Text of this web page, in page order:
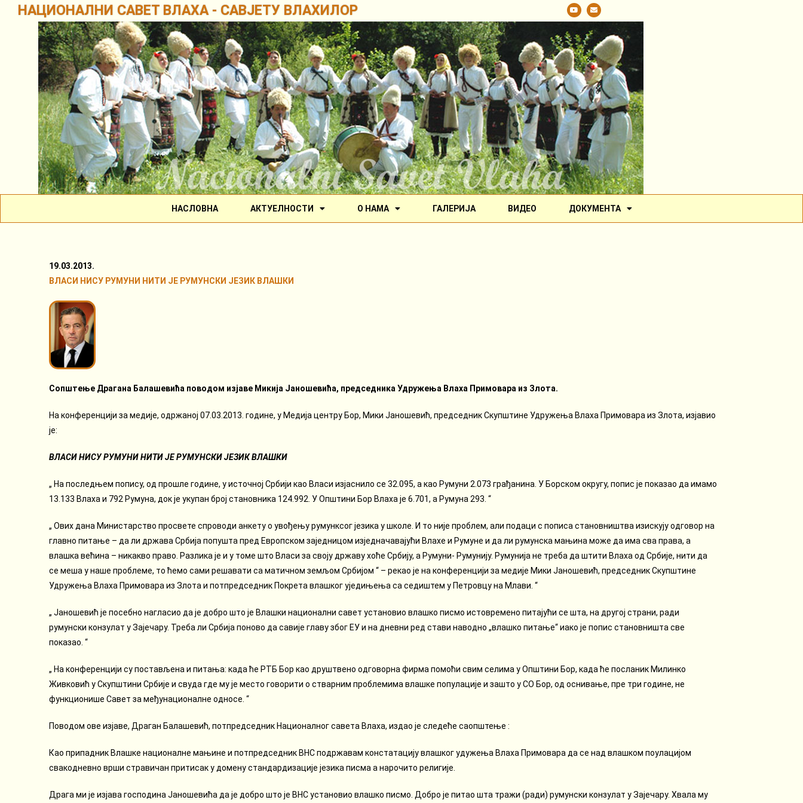
НАЦИОНАЛНИ САВЕТ ВЛАХА - САВЈЕТУ ВЛАХИЛОР
НАСЛОВНА АКТУЕЛНОСТИ О НАМА ГАЛЕРИЈА ВИДЕО ДОКУМЕНТА
19.03.2013.
ВЛАСИ НИСУ РУМУНИ НИТИ ЈЕ РУМУНСКИ ЈЕЗИК ВЛАШКИ
Сопштење Драгана Балашевића поводом изјаве Микија Јаношевића, председника Удружења Влаха Примовара из Злота.
На конференцији за медије, одржаној 07.03.2013. године, у Медија центру Бор, Мики Јаношевић, председник Скупштине Удружења Влаха Примовара из Злота, изјавио
је:
ВЛАСИ НИСУ РУМУНИ НИТИ ЈЕ РУМУНСКИ ЈЕЗИК ВЛАШКИ
„ На последњем попису, од прошле године, у источној Србији као Власи изјаснило се 32.095, а као Румуни 2.073 грађанина. У Борском округу, попис је показао да имамо
13.133 Влаха и 792 Румуна, док је укупан број становника 124.992. У Општини Бор Влаха је 6.701, а Румуна 293. “
„ Ових дана Министарство просвете спроводи анкету о увођењу румунксог језика у школе. И то није проблем, али подаци с пописа становништва изискују одговор на
главно питање – да ли држава Србија попушта пред Европском заједницом изједначавајући Влахе и Румуне и да ли румунска мањина може да има сва права, а
влашка већина – никакво право. Разлика је и у томе што Власи за своју државу хоће Србију, а Румуни- Румунију. Румунија не треба да штити Влаха од Србије, нити да
се меша у наше проблеме, то ћемо сами решавати са матичном земљом Србијом “ – рекао је на конференцији за медије Мики Јаношевић, председник Скупштине
Удружења Влаха Примовара из Злота и потпредседник Покрета влашког уједињења са седиштем у Петровцу на Млави. “
„ Јаношевић је посебно нагласио да је добро што је Влашки национални савет установио влашко писмо истовремено питајући се шта, на другој страни, ради
румунски конзулат у Зајечару. Треба ли Србија поново да савије главу због ЕУ и на дневни ред стави наводно „влашко питање“ иако је попис становништа све
показао. “
„ На конференцији су постављена и питања: када ће РТБ Бор као друштвено одговорна фирма помоћи свим селима у Општини Бор, када ће посланик Милинко
Живковић у Скупштини Србије и свуда где му је место говорити о стварним проблемима влашке популације и зашто у СО Бор, од оснивање, пре три године, не
функционише Савет за међунационалне односе. “
Поводом ове изјаве, Драган Балашевић, потпредседник Националног савета Влаха, издао је следеће саопштење :
Као припадник Влашке националне мањине и потпредседник ВНС подржавам констатацију влашког удужења Влаха Примовара да се над влашком поулацијом
свакодневно врши стравичан притисак у домену стандардизације језика писма а нарочито религије.
Драга ми је изјава господина Јаношевића да је добро што је ВНС установио влашко писмо. Добро је питао шта тражи (ради) румунски конзулат у Зајечару. Хвала му